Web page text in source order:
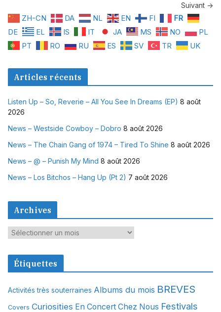
Suivant →
ZH-CN DA NL EN FI
FR
DE
EL IS IT JA MS NO
PL
PT
RO RU ES SV TR UK
Articles récents
Listen Up – So, Reverie – All You See In Dreams (EP) 8 août
2026
News – Westside Cowboy – Dobro 8 août 2026
News – The Chain Gang of 1974 – Tired To Shine 8 août 2026
News – @ – Punish My Mind 8 août 2026
News – Los Bitchos – Hang Up (Pt 2) 7 août 2026
Archives
A
c
v
e
Étiquettes
Activités très souterraines Albums du mois BREVES
Covers Curiosities En Concert Chez Nous Festivals